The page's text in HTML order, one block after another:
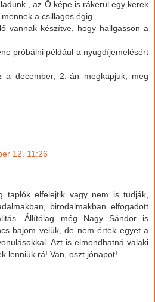
, az Ő képe is rákerül egy kerek
a csillagos égig.
vannak készítve, hogy hallgasson a
próbálni például a nyugdíjemelésért
a december, 2.-án megkapjuk, meg
12. 11:26
taplók elfelejtik vagy nem is tudják,
birodalmakban elfogadott
Állítólag még Nagy Sándor is
bajom velük, de nem értek egyet a
Azt is elmondhatná valaki
lenniük rá! Van, oszt jónapot!